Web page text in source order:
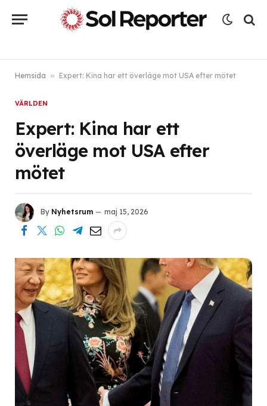
Hemsida » Expert: Kina har ett överläge mot USA efter mötet
VÄRLDEN
Expert: Kina har ett
överläge mot USA efter
mötet
By Nyhetsrum maj 15, 2026